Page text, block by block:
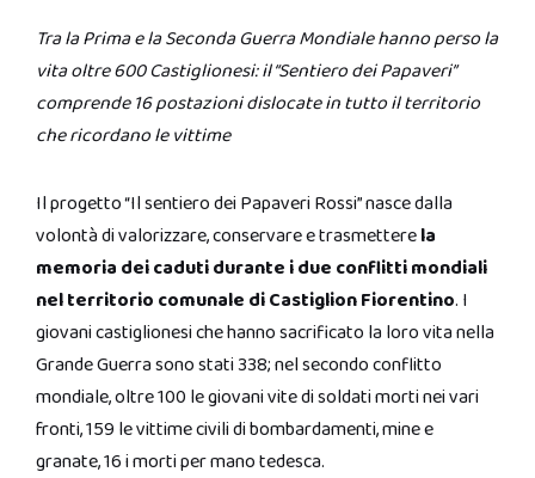
Tra la Prima e la Seconda Guerra Mondiale hanno perso la
vita oltre 600 Castiglionesi: il “Sentiero dei Papaveri”
comprende 16 postazioni dislocate in tutto il territorio
che ricordano le vittime
Il progetto “Il sentiero dei Papaveri Rossi” nasce dalla
volontà di valorizzare, conservare e trasmetterela
memoria dei caduti durante i due conflitti mondiali
nel territorio comunale di Castiglion Fiorentino. I
giovani castiglionesi che hanno sacrificato la loro vita nella
Grande Guerra sono stati 338; nel secondo conflitto
mondiale, oltre 100 le giovani vite di soldati morti nei vari
fronti, 159 le vittime civili di bombardamenti, mine e
granate, 16 i morti per mano tedesca.